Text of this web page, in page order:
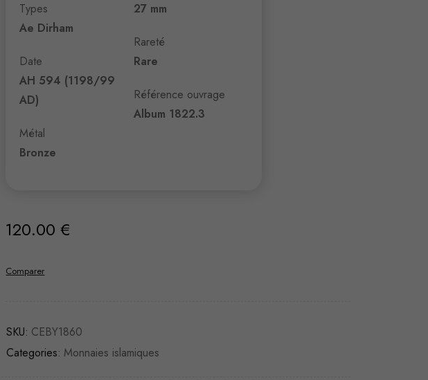
Types
Ae Dirham
Date
AH 594 (1198/99
AD)
Métal
Bronze
27 mm
Rareté
Rare
Référence ouvrage
Album 1822.3
120.00€
Comparer
SKU: CEBY1860
Categories: Monnaies islamiques